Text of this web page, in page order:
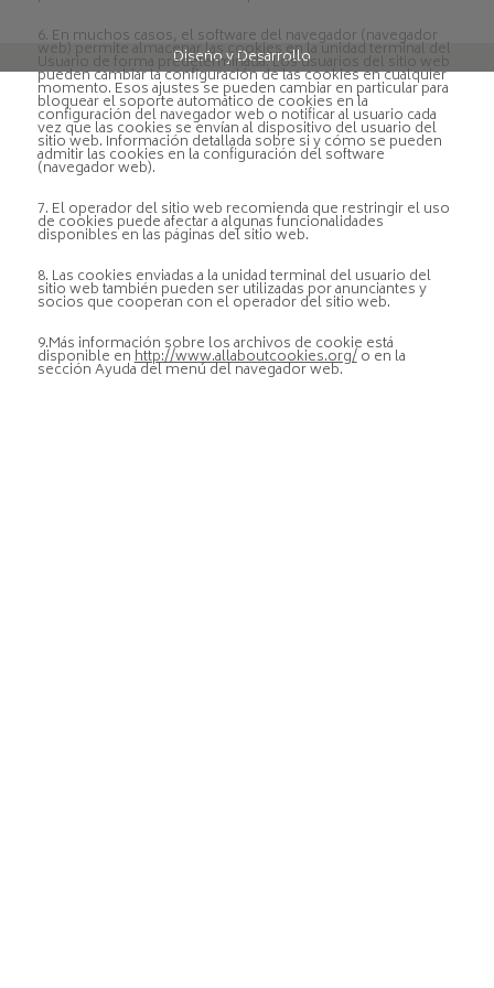
Diseño y Desarrollo
6. En muchos casos, el software del navegador (navegador
web) permite almacenar las cookies en la unidad terminal del
Usuario de forma predeterminada. Los usuarios del sitio web
pueden cambiar la configuración de las cookies en cualquier
momento. Esos ajustes se pueden cambiar en particular para
bloquear el soporte automático de cookies en la
configuración del navegador web o notificar al usuario cada
vez que las cookies se envían al dispositivo del usuario del
sitio web. Información detallada sobre si y cómo se pueden
admitir las cookies en la configuración del software
(navegador web).
7. El operador del sitio web recomienda que restringir el uso
de cookies puede afectar a algunas funcionalidades
disponibles en las páginas del sitio web.
8. Las cookies enviadas a la unidad terminal del usuario del
sitio web también pueden ser utilizadas por anunciantes y
socios que cooperan con el operador del sitio web.
9.Más información sobre los archivos de cookie está
disponible enhttp://www.allaboutcookies.org/o en la
sección Ayuda del menú del navegador web.